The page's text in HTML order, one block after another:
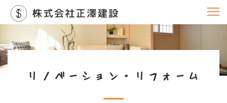
職人の造る家
木のある暮らし
水回りのリフォーム
リノベーション・リフォーム